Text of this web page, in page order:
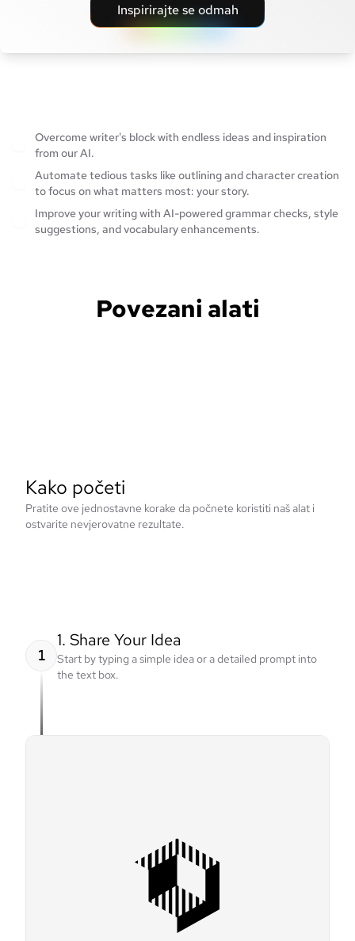
Inspirirajte se odmah
Overcome writer's block with endless ideas and inspiration
from our AI.
Automate tedious tasks like outlining and character creation
to focus on what matters most: your story.
Improve your writing with AI-powered grammar checks, style
suggestions, and vocabulary enhancements.
Povezani alati
Kako početi
Pratite ove jednostavne korake da počnete koristiti naš alat i
ostvarite nevjerovatne rezultate.
1
1. Share Your Idea
Start by typing a simple idea or a detailed prompt into
the text box.